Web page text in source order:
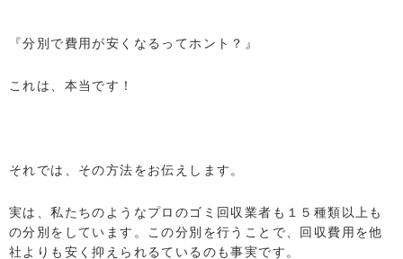
『分別で費用が安くなるってホント？』
これは、本当です！
それでは、その方法をお伝えします。
実は、私たちのようなプロのゴミ回収業者も１５種類以上も
の分別をしています。この分別を行うことで、回収費用を他
社よりも安く抑えられるているのも事実です。